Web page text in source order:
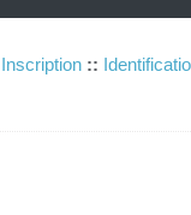
Inscription ::